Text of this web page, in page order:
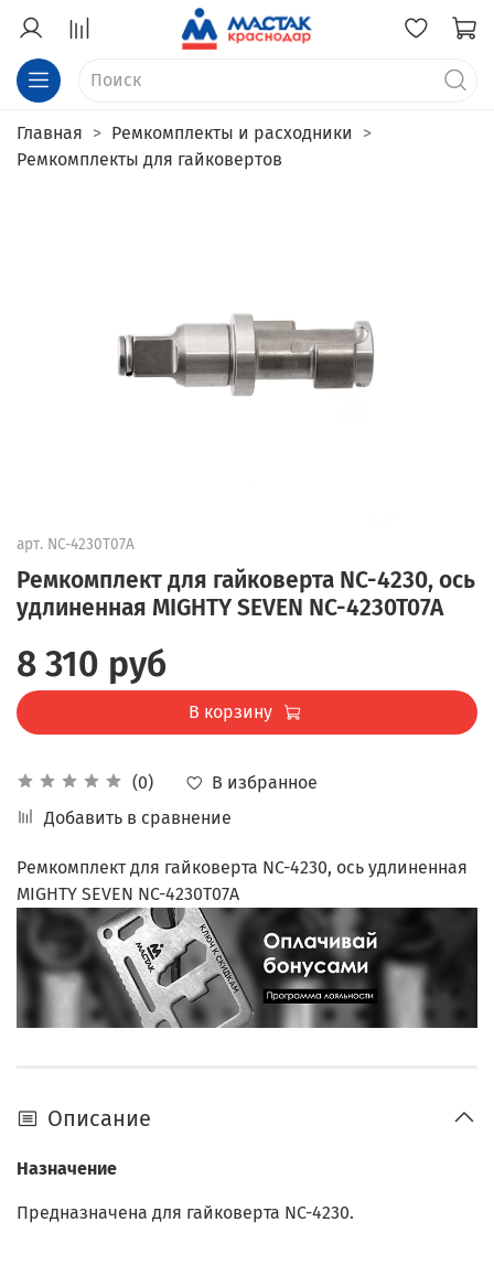
Главная
Ремкомплекты и расходники
Ремкомплекты для гайковертов
арт. NC-4230T07A
Ремкомплект для гайковерта NC-4230, ось
удлиненная MIGHTY SEVEN NC-4230T07A
(0)
В избранное
Добавить в сравнение
8 310 руб
В корзину
Ремкомплект для гайковерта NC-4230, ось удлиненная
MIGHTY SEVEN NC-4230T07A
Описание
Назначение
Предназначена для гайковерта NC-4230.